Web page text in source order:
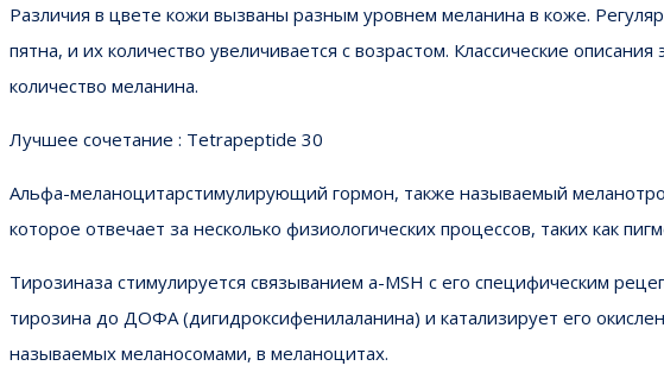
Различия в цвете кожи вызваны разным уровнем меланина в коже.
пятна, и их количество увеличивается с возрастом. Классические
количество меланина.
Лучшее сочетание : Tetrapeptide 30
Альфа-меланоцитарстимулирующий гормон, также называемый
которое отвечает за несколько физиологических процессов, таких как
Тирозиназа стимулируется связыванием a-MSH с его специфическим
тирозина до ДОФА (дигидроксифенилаланина) и катализирует его
называемых меланосомами, в меланоцитах.